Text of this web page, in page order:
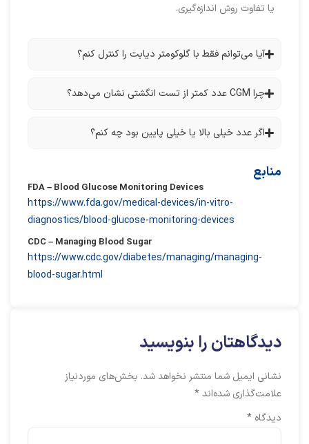
یا تفاوت روش اندازه‌گیری.
آیا می‌توانم فقط با گلوکومتر دیابت را کنترل کنم؟
چرا CGM عدد کمتر از تست انگشتی نشان می‌دهد؟
اگر عدد خیلی بالا یا خیلی پایین بود چه کنم؟
منابع
FDA – Blood Glucose Monitoring Devices
https://www.fda.gov/medical-devices/in-vitro-
diagnostics/blood-glucose-monitoring-devices
CDC – Managing Blood Sugar
https://www.cdc.gov/diabetes/managing/managing-
blood-sugar.html
دیدگاهتان را بنویسید
نشانی ایمیل شما منتشر نخواهد شد. بخش‌های موردنیاز
علامت‌گذاری شده‌اند*
دیدگاه *